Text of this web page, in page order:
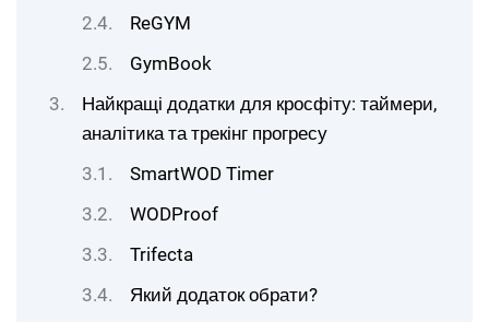
ReGYM
GymBook
Найкращі додатки для кросфіту: таймери,
аналітика та трекінг прогресу
SmartWOD Timer
WODProof
Trifecta
Який додаток обрати?